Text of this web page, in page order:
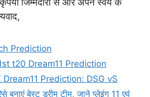
Prediction
t20 Dream11 Prediction
Dream11 Prediction: DSG vS
बेस्ट ड्रीम टीम, जाने प्लेइंग 11 एवं